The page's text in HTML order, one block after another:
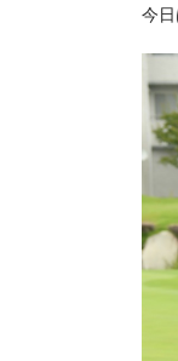
今